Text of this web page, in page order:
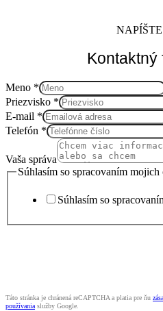
Kontaktný
Meno *
Priezvisko *
E-mail *
Telefón
Vaša
Telefón *
Vaša správa
Súhlasím so spracovaním
Súhlasím so
Táto stránka je chránená reCAPTCHA a platia pre ňu
používaniaslužby Google.